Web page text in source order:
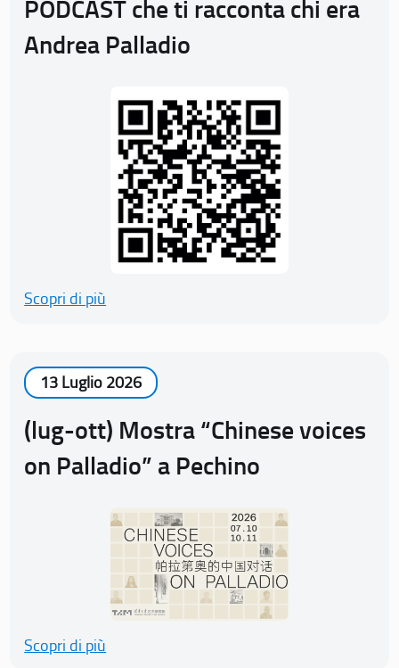
PODCAST che ti racconta chi era
Andrea Palladio
Scopri di più
13 Luglio 2026
(lug-ott) Mostra “Chinese voices
on Palladio” a Pechino
Scopri di più